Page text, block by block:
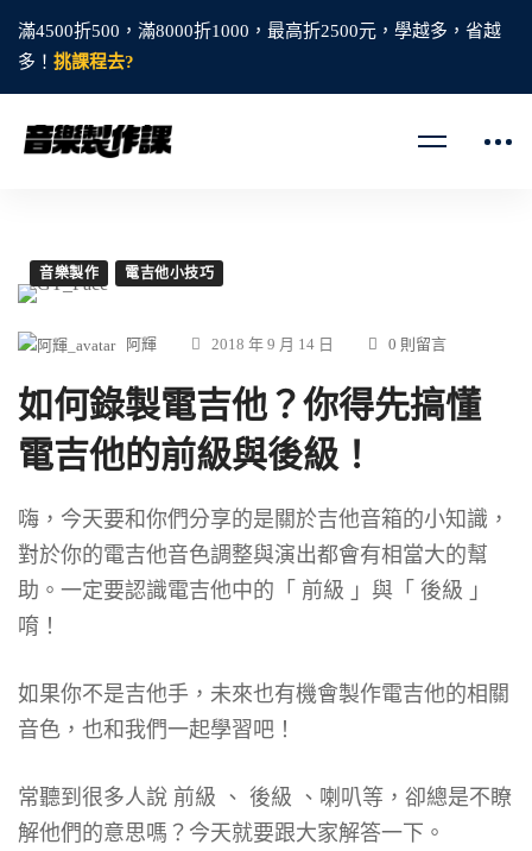
滿4500折500，滿8000折1000，最高折2500元，學越多，省越
多！ 挑課程去?
音樂製作 電吉他小技巧
阿輝 2018 年 9 月 14 日 0 則留言
如何錄製電吉他？你得先搞懂
電吉他的前級與後級！
嗨，今天要和你們分享的是關於吉他音箱的小知識，
對於你的電吉他音色調整與演出都會有相當大的幫
助。一定要認識電吉他中的「 前級 」與「 後級 」
唷！
如果你不是吉他手，未來也有機會製作電吉他的相關
音色，也和我們一起學習吧！
常聽到很多人說 前級 、 後級 、喇叭等，卻總是不瞭
解他們的意思嗎？今天就要跟大家解答一下。